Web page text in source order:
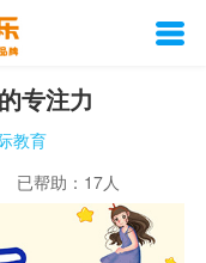
专注力
教育
已帮助：17人